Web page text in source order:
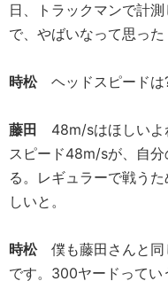
日、トラックマンで計
で、やばいなって思った
時松ヘッドスピードは
藤田 48m/sはほしい
スピード48m/sが、自
る。レギュラーで戦う
しいと。
時松 僕も藤田さんと
です。300ヤードってい